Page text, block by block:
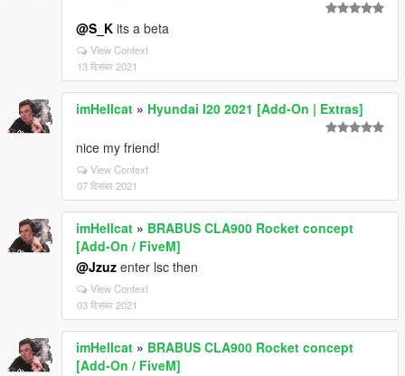
@S_K its a beta
View Context
13 दिसंबर 2021
imHellcat » Hyundai I20 2021 [Add-On | Extras]
nice my friend!
View Context
07 दिसंबर 2021
imHellcat » BRABUS CLA900 Rocket concept
[Add-On / FiveM]
@Jzuz enter lsc then
View Context
03 दिसंबर 2021
imHellcat » BRABUS CLA900 Rocket concept
[Add-On / FiveM]